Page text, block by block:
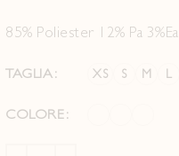
85% Poliester 12% Pa 3%Ea
TAGLIA XS S M
COLORE